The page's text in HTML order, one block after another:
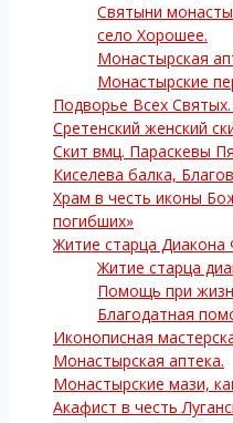
Святыни
село Хорошее.
Монастырская
Монастырские
Подворье Всех Святых.
Сретенский женский
Скит вмц. Параскевы
Киселева балка,
Храм в честь иконы
погибших»
Житие старца Диакона
Житие старца
Помощь при
Благодатная
Иконописная
Монастырская аптека.
Монастырские мази,
Акафист в честь